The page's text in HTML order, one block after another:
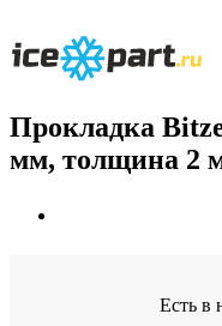
Прокладка
мм, толщина 2
Есть в